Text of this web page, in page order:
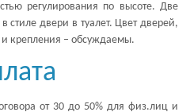
регулирования по высоте. Две
стиле двери в туалет. Цвет дверей,
крепления – обсуждаемы.
от 30 до 50% для физ.лиц и